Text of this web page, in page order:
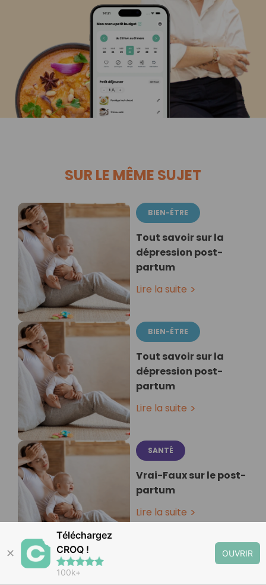
SUR LE MÊME SUJET
BIEN-ÊTRE
Tout savoir sur la
dépression post-
partum
Lire la suite
BIEN-ÊTRE
Tout savoir sur la
dépression post-
partum
Lire la suite
SANTÉ
Vrai-Faux sur le post-
partum
Lire la suite
✕
Téléchargez
CROQ !
100k+
OUVRIR